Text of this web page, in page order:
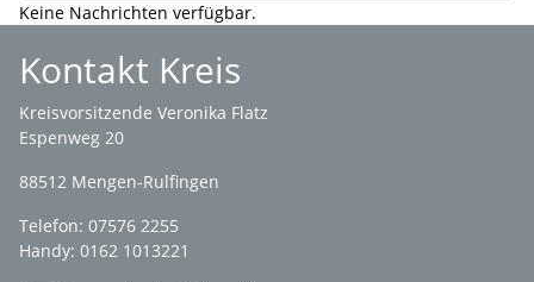
Keine Nachrichten verfügbar.
Kontakt Kreis
Kreisvorsitzende Veronika Flatz
Espenweg 20
88512 Mengen-Rulfingen
Telefon: 07576 2255
Handy: 0162 1013221